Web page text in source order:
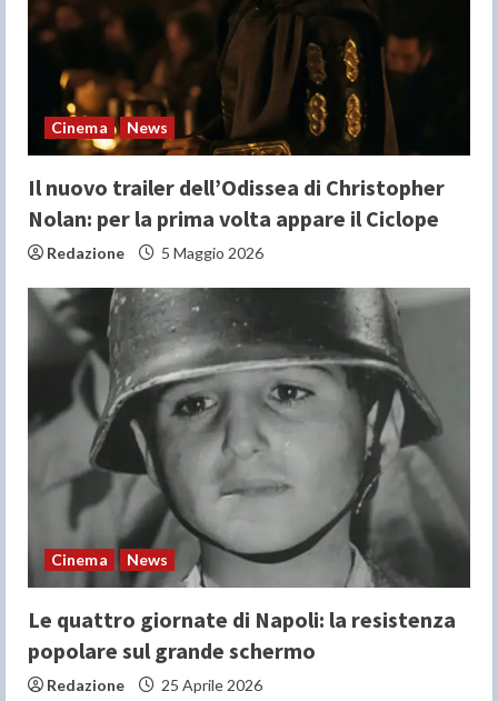
d
n
g
Cinema News
Il nuovo trailer dell’Odissea di Christopher
Nolan: per la prima volta appare il Ciclope
Redazione 5 Maggio 2026
Cinema News
Le quattro giornate di Napoli: la resistenza
popolare sul grande schermo
Redazione 25 Aprile 2026